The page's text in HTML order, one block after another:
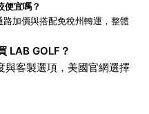
便宜嗎？
加價與搭配免稅州轉運，整體
LAB GOLF？
與客製選項，美國官網選擇